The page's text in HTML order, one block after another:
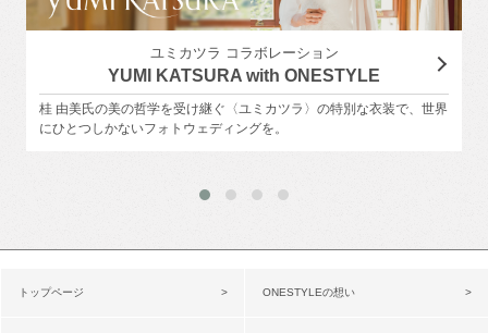
ユミカツラ コラボレーション
YUMI KATSURA with ONESTYLE
桂 由美氏の美の哲学を受け継ぐ〈ユミカツラ〉の特別な衣装で、世界
にひとつしかないフォトウェディングを。
トップページ ONESTYLEの想い